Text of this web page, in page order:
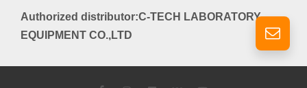
Authorized distributor:C-TECH LABORATORY
EQUIPMENT CO.,LTD